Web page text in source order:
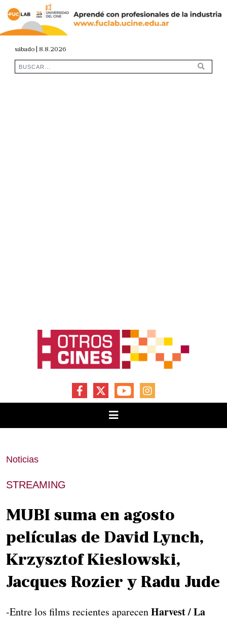
sábado | 8.8.2026
FACEBOOKYOUTUBEINSTAGRAM
Noticias
STREAMING
MUBI suma en agosto
películas de David Lynch,
Krzysztof Kieslowski,
Jacques Rozier y Radu Jude
-Entre los films recientes aparecenHarvest / La